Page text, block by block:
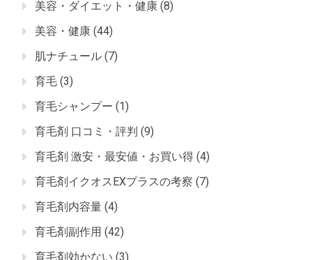
美容・ダイエット・健康 (8)
美容・健康 (44)
肌ナチュール (7)
育毛 (3)
育毛シャンプー (1)
育毛剤 口コミ・評判 (9)
育毛剤 激安・最安値・お買い得 (4)
育毛剤イクオスEXプラスの考察 (7)
育毛剤内容量 (4)
育毛剤副作用 (42)
育毛剤効かない (3)